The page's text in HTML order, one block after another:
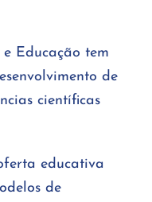
Educação tem
de
científicas
educativa
de